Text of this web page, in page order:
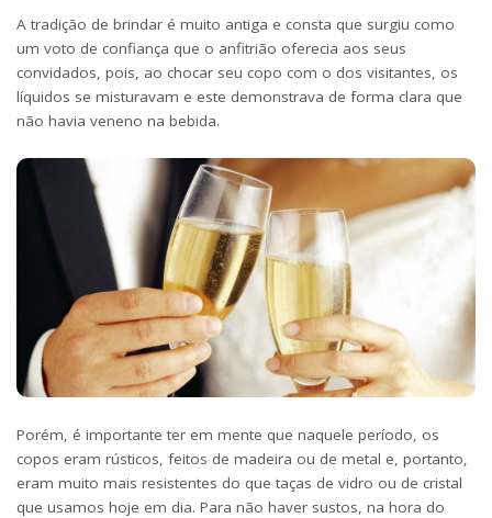
A tradição de brindar é muito antiga e consta que surgiu como
um voto de confiança que o anfitrião oferecia aos seus
convidados, pois, ao chocar seu copo com o dos visitantes, os
líquidos se misturavam e este demonstrava de forma clara que
não havia veneno na bebida.
Porém, é importante ter em mente que naquele período, os
copos eram rústicos, feitos de madeira ou de metal e, portanto,
eram muito mais resistentes do que taças de vidro ou de cristal
que usamos hoje em dia. Para não haver sustos, na hora do